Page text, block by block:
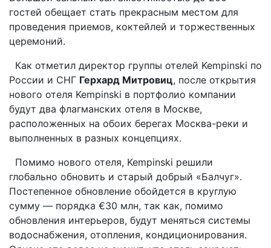
гостей обещает стать прекрасным местом для
проведения приемов, коктейлей и торжественных
церемоний.
Как отметил директор группы отелей Kempinski по
России и СНГ Герхард Митровиц, после открытия
нового отеля Kempinski в портфолио компании
будут два флагманских отеля в Москве,
расположенных на обоих берегах Москва-реки и
выполненных в разных концепциях.
Помимо нового отеля, Kempinski решили
глобально обновить и старый добрый «Балчуг».
Постепенное обновление обойдется в круглую
сумму — порядка €30 млн, так как, помимо
обновления интерьеров, будут меняться системы
водоснабжения, отопления, кондиционирования.